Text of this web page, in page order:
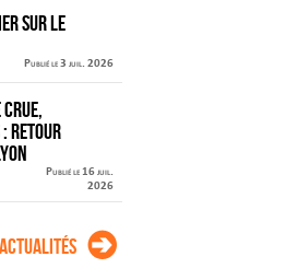
sur le
Publié le 3 juil. 2026
: retour
Publié le 16 juil.
2026